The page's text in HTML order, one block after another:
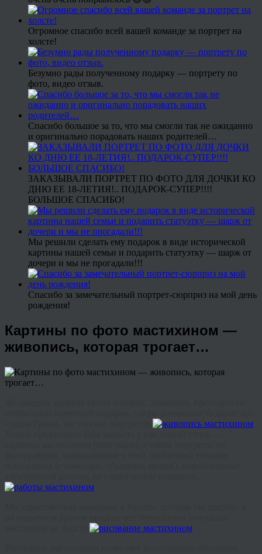
Огромное спасибо всей вашей команде за портрет на
холсте!
Безумно рады полученному подарку — портрету по
фото, видео отзыв.
Спасибо большое за то, что мы смогли так не ожиданно
и оригинально порадовать наших родителей…
ЗАКАЗЫВАЛИ ПОРТРЕТ ПО ФОТО ДЛЯ ДОЧКИ КО
ДНЮ ЕЕ 18-ЛЕТИЯ!.. ПОДАРОК-СУПЕР!!!!
БОЛЬШОЕ СПАСИБО!
Мы решили сделать ему подарок в виде исторической
картины нашей семьи и подарить статуэтку — шарж от
дочери и мы не прогадали!!!
Спасибо за замечательный портрет-сюрприз на мой день
рождения!
Картины по фото мастихином —
живопись, которая трогает…